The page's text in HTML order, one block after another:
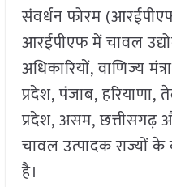
संवर्धन फोरम
आरईपीएफ में चावल
अधिकारियों, वाणिज्य
प्रदेश, पंजाब, हरियाणा,
प्रदेश, असम, छत्तीसगढ़
चावल उत्पादक राज्यों के
है।